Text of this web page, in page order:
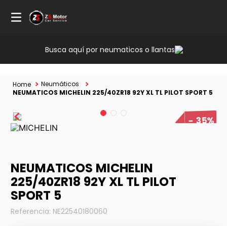
Busca aquí por neumaticos o llantas
Neumáticos
NEUMATICOS MICHELIN 225/40ZR18 92Y XL TL PILOT SPORT 5
35%
NEUMATICOS MICHELIN
225/40ZR18 92Y XL TL PILOT
SPORT 5
Referencia: NE22540180060